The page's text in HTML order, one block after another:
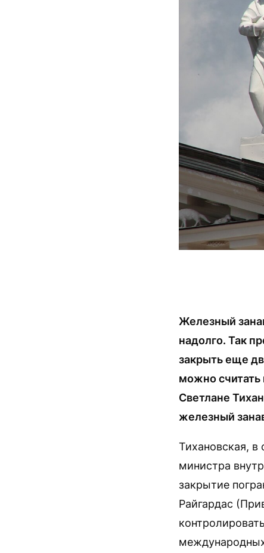
Железный
надолго. Так
закрыть еще
можно
Светлане
железный
Тихановская, в
министра
закрытие
Райгардас